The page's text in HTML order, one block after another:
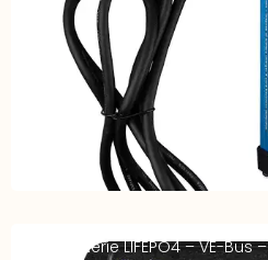
BMS batterie LIFEPO4 – VE-Bus –